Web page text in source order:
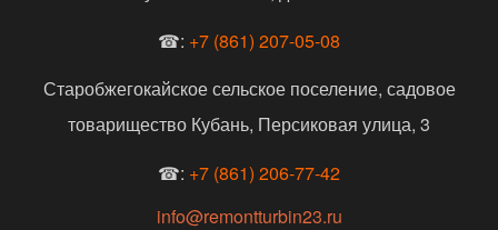
☎: +7 (861) 207-05-08
Старобжегокайское сельское поселение, садовое
товарищество Кубань, Персиковая улица, 3
☎: +7 (861) 206-77-42
info@remontturbin23.ru